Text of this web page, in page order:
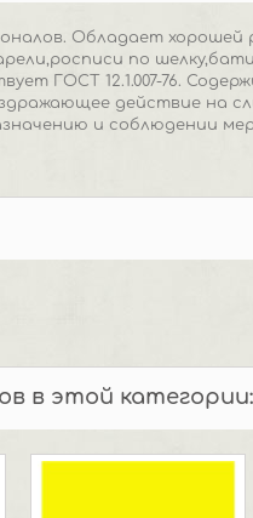
Обладает
по
ГОСТ 12.1.007-76.
действие на
и соблюдении
в этой категории: